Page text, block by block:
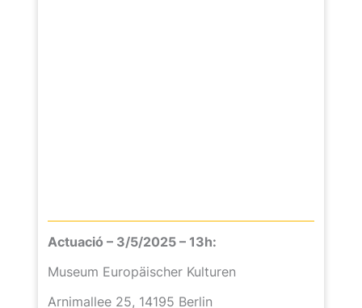
Actuació – 3/5/2025 – 13h:
Museum Europäischer Kulturen
Arnimallee 25, 14195 Berlin